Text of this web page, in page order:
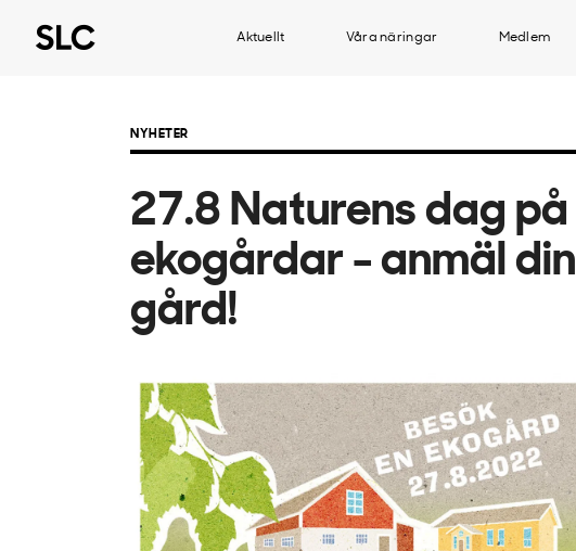
Aktuellt Våra näringar Medlem
NYHETER
27.8 Naturens dag på
ekogårdar - anmäl din
gård!